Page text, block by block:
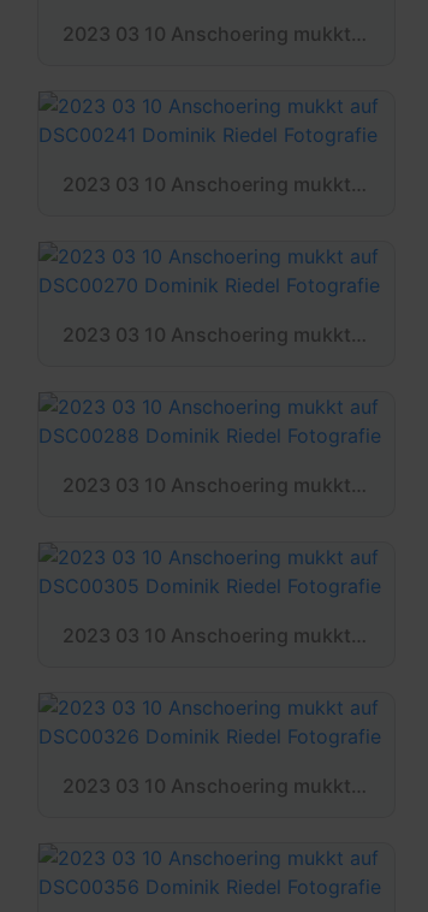
2023 03 10 Anschoering mukkt auf DSC00192 Dominik Riedel Fotografie
2023 03 10 Anschoering mukkt auf DSC00241 Dominik Riedel Fotografie
2023 03 10 Anschoering mukkt auf DSC00270 Dominik Riedel Fotografie
2023 03 10 Anschoering mukkt auf DSC00288 Dominik Riedel Fotografie
2023 03 10 Anschoering mukkt auf DSC00305 Dominik Riedel Fotografie
2023 03 10 Anschoering mukkt auf DSC00326 Dominik Riedel Fotografie